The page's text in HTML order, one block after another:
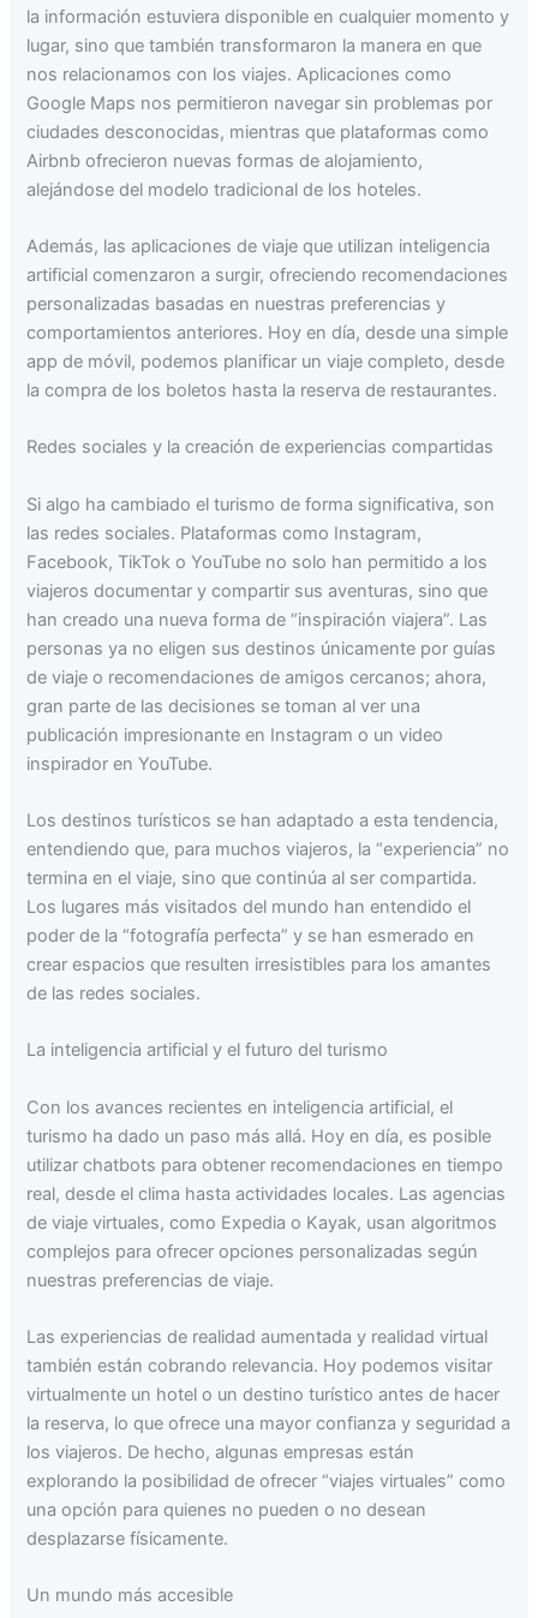
la información estuviera disponible en cualquier momento y
lugar, sino que también transformaron la manera en que
nos relacionamos con los viajes. Aplicaciones como
Google Maps nos permitieron navegar sin problemas por
ciudades desconocidas, mientras que plataformas como
Airbnb ofrecieron nuevas formas de alojamiento,
alejándose del modelo tradicional de los hoteles.
Además, las aplicaciones de viaje que utilizan inteligencia
artificial comenzaron a surgir, ofreciendo recomendaciones
personalizadas basadas en nuestras preferencias y
comportamientos anteriores. Hoy en día, desde una simple
app de móvil, podemos planificar un viaje completo, desde
la compra de los boletos hasta la reserva de restaurantes.
Redes sociales y la creación de experiencias compartidas
Si algo ha cambiado el turismo de forma significativa, son
las redes sociales. Plataformas como Instagram,
Facebook, TikTok o YouTube no solo han permitido a los
viajeros documentar y compartir sus aventuras, sino que
han creado una nueva forma de “inspiración viajera”. Las
personas ya no eligen sus destinos únicamente por guías
de viaje o recomendaciones de amigos cercanos; ahora,
gran parte de las decisiones se toman al ver una
publicación impresionante en Instagram o un video
inspirador en YouTube.
Los destinos turísticos se han adaptado a esta tendencia,
entendiendo que, para muchos viajeros, la “experiencia” no
termina en el viaje, sino que continúa al ser compartida.
Los lugares más visitados del mundo han entendido el
poder de la “fotografía perfecta” y se han esmerado en
crear espacios que resulten irresistibles para los amantes
de las redes sociales.
La inteligencia artificial y el futuro del turismo
Con los avances recientes en inteligencia artificial, el
turismo ha dado un paso más allá. Hoy en día, es posible
utilizar chatbots para obtener recomendaciones en tiempo
real, desde el clima hasta actividades locales. Las agencias
de viaje virtuales, como Expedia o Kayak, usan algoritmos
complejos para ofrecer opciones personalizadas según
nuestras preferencias de viaje.
Las experiencias de realidad aumentada y realidad virtual
también están cobrando relevancia. Hoy podemos visitar
virtualmente un hotel o un destino turístico antes de hacer
la reserva, lo que ofrece una mayor confianza y seguridad a
los viajeros. De hecho, algunas empresas están
explorando la posibilidad de ofrecer “viajes virtuales” como
una opción para quienes no pueden o no desean
desplazarse físicamente.
Un mundo más accesible